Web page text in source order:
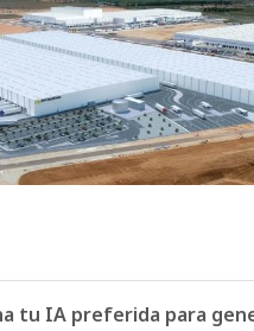
tu IA preferida para